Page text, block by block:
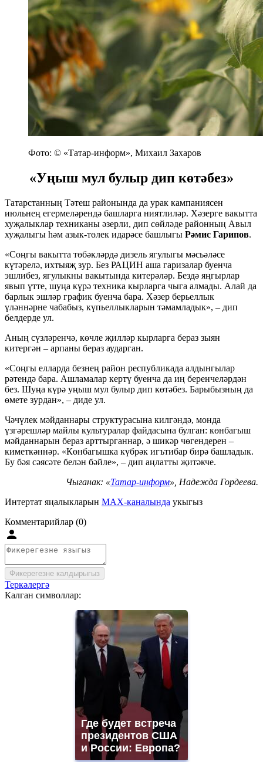
Фото: © «Татар-информ», Михаил Захаров
«Уңыш мул булыр дип көтәбез»
Татарстанның Тәтеш районында да урак кампаниясен
июльнең егермеләрендә башларга ниятлиләр. Хәзерге вакытта
хуҗалыклар техниканы әзерли, дип сөйләде районның Авыл
хуҗалыгы һәм азык-төлек идарәсе башлыгы Рәмис Гарипов.
«Соңгы вакытта төбәкләрдә дизель ягулыгы мәсьәләсе
күтәрелә, ихтыяҗ зур. Без РАЦИН аша гаризалар буенча
эшлибез, ягулыкны вакытында китерәләр. Бездә яңгырлар
явып үтте, шуңа күрә техника кырларга чыга алмады. Алай да
барлык эшләр график буенча бара. Хәзер берьеллык
үләннәрне чабабыз, күпьеллыкларын тәмамладык», – дип
белдерде ул.
Аның сүзләренчә, көчле җилләр кырларга бераз зыян
китергән – арпаны бераз аударган.
«Соңгы елларда безнең район республикада алдынгылар
рәтендә бара. Ашламалар кертү буенча да иң беренчеләрдән
без. Шуңа күрә уңыш мул булыр дип көтәбез. Барыбызның да
өмете зурдан», – диде ул.
Чәчүлек мәйданнары структурасына килгәндә, монда
үзгәрешләр майлы культуралар файдасына булган: көнбагыш
мәйданнарын бераз арттырганнар, ә шикәр чөгендерен –
киметкәннәр. «Көнбагышка күбрәк игътибар бирә башладык.
Бу бәя сәясәте белән бәйле», – дип аңлатты җитәкче.
Чыганак: «Татар-информ», Надежда Гордеева.
Интертат яңалыкларын MAX-каналында укыгыз
Комментарийлар (0)
Фикерегезне калдырыгыз
Теркәлергә
Калган символлар:
Где будет встреча
президентов США
и России: Европа?